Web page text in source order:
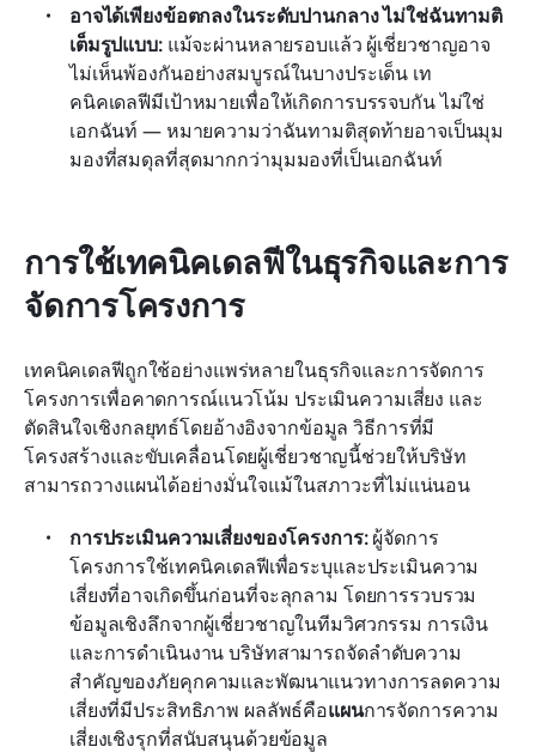
อาจได้เพียงข้อตกลงในระดับปานกลาง ไม่ใช่ฉันทามติ
เต็มรูปแบบ: แม้จะผ่านหลายรอบแล้ว ผู้เชี่ยวชาญอาจ
ไม่เห็นพ้องกันอย่างสมบูรณ์ในบางประเด็น เท
คนิคเดลฟีมีเป้าหมายเพื่อให้เกิดการบรรจบกัน ไม่ใช่
เอกฉันท์ — หมายความว่าฉันทามติสุดท้ายอาจเป็นมุม
มองที่สมดุลที่สุดมากกว่ามุมมองที่เป็นเอกฉันท์
การใช้เทคนิคเดลฟีในธุรกิจและการ
จัดการโครงการ
เทคนิคเดลฟีถูกใช้อย่างแพร่หลายในธุรกิจและการจัดการ
โครงการเพื่อคาดการณ์แนวโน้ม ประเมินความเสี่ยง และ
ตัดสินใจเชิงกลยุทธ์โดยอ้างอิงจากข้อมูล วิธีการที่มี
โครงสร้างและขับเคลื่อนโดยผู้เชี่ยวชาญนี้ช่วยให้บริษัท
สามารถวางแผนได้อย่างมั่นใจแม้ในสภาวะที่ไม่แน่นอน
การประเมินความเสี่ยงของโครงการ: ผู้จัดการ
โครงการใช้เทคนิคเดลฟีเพื่อระบุและประเมินความ
เสี่ยงที่อาจเกิดขึ้นก่อนที่จะลุกลาม โดยการรวบรวม
ข้อมูลเชิงลึกจากผู้เชี่ยวชาญในทีมวิศวกรรม การเงิน
และการดำเนินงาน บริษัทสามารถจัดลำดับความ
สำคัญของภัยคุกคามและพัฒนาแนวทางการลดความ
เสี่ยงที่มีประสิทธิภาพ ผลลัพธ์คือแผนการจัดการความ
เสี่ยงเชิงรุกที่สนับสนุนด้วยข้อมูล